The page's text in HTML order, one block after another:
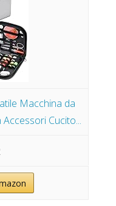
Macchina da
Cucito...